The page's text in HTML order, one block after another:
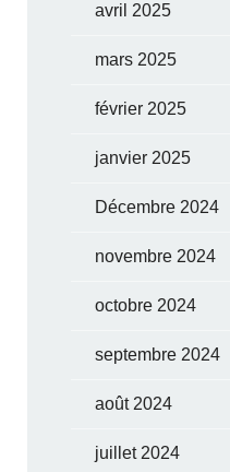
avril 2025
mars 2025
février 2025
janvier 2025
Décembre 2024
novembre 2024
octobre 2024
septembre 2024
août 2024
juillet 2024